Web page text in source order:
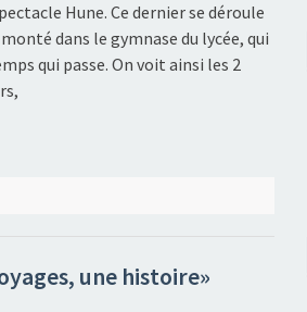
Hune. Ce dernier se déroule
dans le gymnase du lycée, qui
qui passe. On voit ainsi les 2
une histoire»